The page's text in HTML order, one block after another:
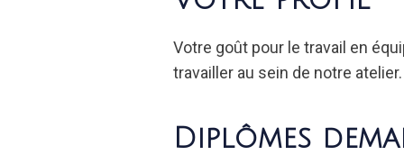
Votre goût pour le travail en
travailler au sein de notre
Diplômes